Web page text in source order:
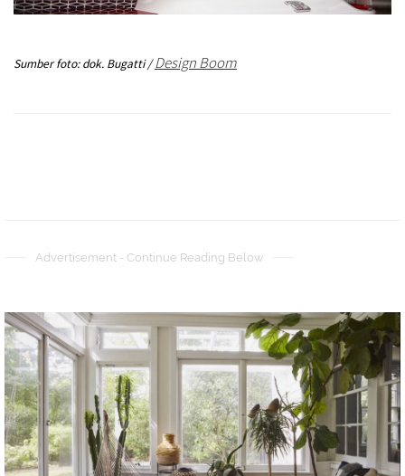
Sumber foto: dok. Bugatti /Design Boom
Advertisement - Continue Reading Below